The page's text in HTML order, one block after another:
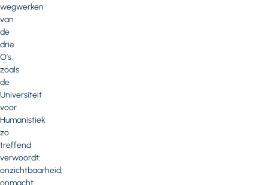
wegwerken
van
de
drie
O’s,
zoals
de
Universiteit
voor
Humanistiek
zo
treffend
verwoordt:
onzichtbaarheid,